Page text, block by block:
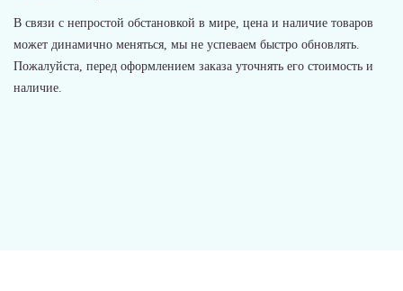
В связи с непростой обстановкой в мире, цена и наличие товаров
может динамично меняться, мы не успеваем быстро обновлять.
Пожалуйста, перед оформлением заказа уточнять его стоимость и
наличие.